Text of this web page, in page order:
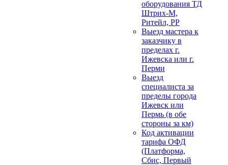
оборудования ТД
Штрих-М,
Ритейл, РР
Выезд мастера к
заказчику в
пределах г.
Ижевска или г.
Перми
Выезд
специалиста за
пределы города
Ижевск или
Пермь (в обе
стороны за км)
Код активации
тарифа ОФД
(Платформа,
Сбис, Первый